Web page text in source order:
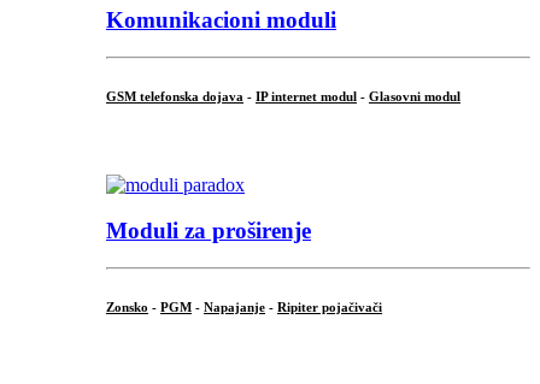
Komunikacioni moduli
GSM telefonska dojava - IP internet modul - Glasovni modul
Moduli za proširenje
Zonsko - PGM - Napajanje - Ripiter pojačivači